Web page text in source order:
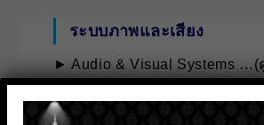
ระบบภาพและเสียง
► Audio & Visual Systems